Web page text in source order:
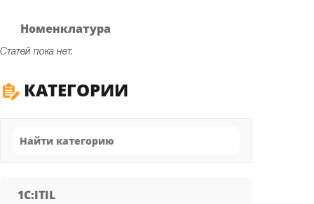
Номенклатура
Статей пока нет.
КАТЕГОРИИ
1C:ITIL